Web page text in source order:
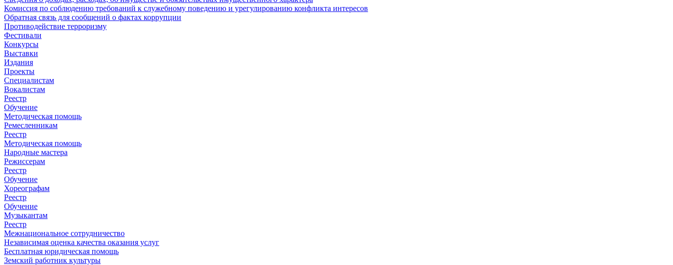
Комиссия по соблюдению требований к служебному поведению и урегулированию конфликта интересов
Обратная связь для сообщений о фактах коррупции
Противодействие терроризму
Фестивали
Конкурсы
Выставки
Издания
Проекты
Специалистам
Вокалистам
Реестр
Обучение
Методическая помощь
Ремесленникам
Реестр
Методическая помощь
Народные мастера
Режиссерам
Реестр
Обучение
Хореографам
Реестр
Обучение
Музыкантам
Реестр
Межнациональное сотрудничество
Независимая оценка качества оказания услуг
Бесплатная юридическая помощь
Земский работник культуры